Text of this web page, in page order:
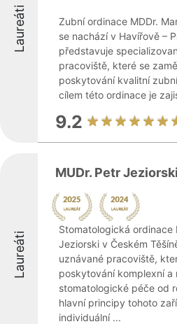
Laureáti
Zubní ordinace MDDr.
se nachází v Havířově –
představuje
pracoviště, které se
poskytování kvalitní
cílem této ordinace je
9.2
Laureáti
MUDr. Petr Jeziorski
Stomatologická ordinace
Jeziorski v Českém
uznávané pracoviště,
poskytování komplexní a
stomatologické péče od
hlavní principy tohoto
individuální ...